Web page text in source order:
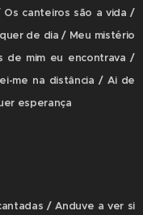
canteiros são a vida /
de dia / Meu mistério
de mim eu encontrava /
me na distância / Ai de
esperança
/ Anduve a ver si